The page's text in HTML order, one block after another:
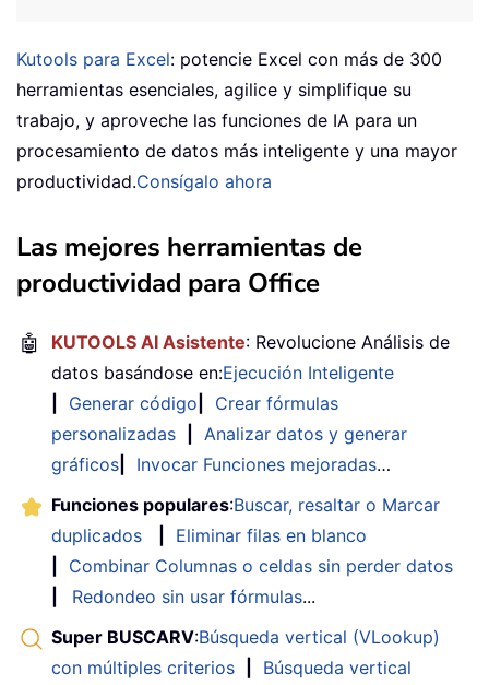
Kutools para Excel: potencie Excel con más de 300
herramientas esenciales, agilice y simplifique su
trabajo, y aproveche las funciones de IA para un
procesamiento de datos más inteligente y una mayor
productividad.Consígalo ahora
Las mejores herramientas de
productividad para Office
🤖 KUTOOLS AI Asistente: Revolucione Análisis de
datos basándose en:Ejecución Inteligente
Generar código
Crear fórmulas
personalizadas
Analizar datos y generar
gráficos
Invocar Funciones mejoradas…
Funciones populares:Buscar, resaltar o Marcar
duplicados
Eliminar filas en blanco
Combinar Columnas o celdas sin perder datos
Redondeo sin usar fórmulas...
Super BUSCARV:Búsqueda vertical (VLookup)
con múltiples criterios
Búsqueda vertical